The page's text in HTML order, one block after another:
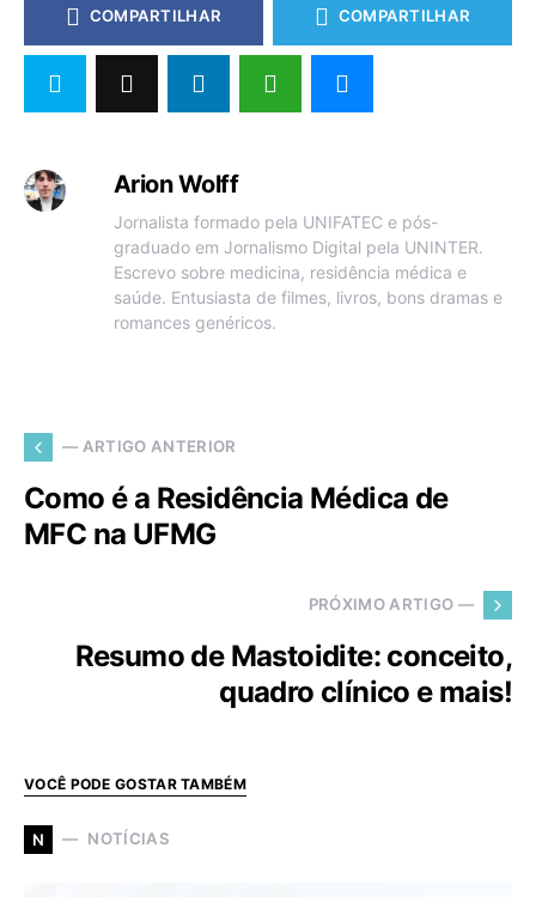
COMPARTILHAR COMPARTILHAR
Arion Wolff
Jornalista formado pela UNIFATEC e pós-
graduado em Jornalismo Digital pela UNINTER.
Escrevo sobre medicina, residência médica e
saúde. Entusiasta de filmes, livros, bons dramas e
romances genéricos.
— ARTIGO ANTERIOR
Como é a Residência Médica de
MFC na UFMG
PRÓXIMO ARTIGO —
Resumo de Mastoidite: conceito,
quadro clínico e mais!
VOCÊ PODE GOSTAR TAMBÉM
N NOTÍCIAS